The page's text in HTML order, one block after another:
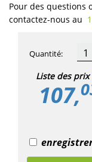
Pour des questions
contactez-nous au
Liste des prix
107,
Quantité: